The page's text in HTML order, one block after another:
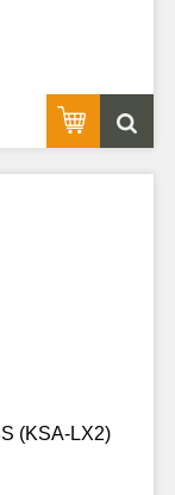
(KSA-LX2)